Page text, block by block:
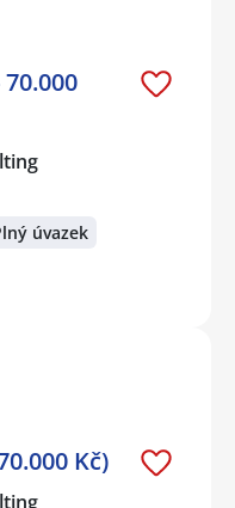
úvazek
Kč)